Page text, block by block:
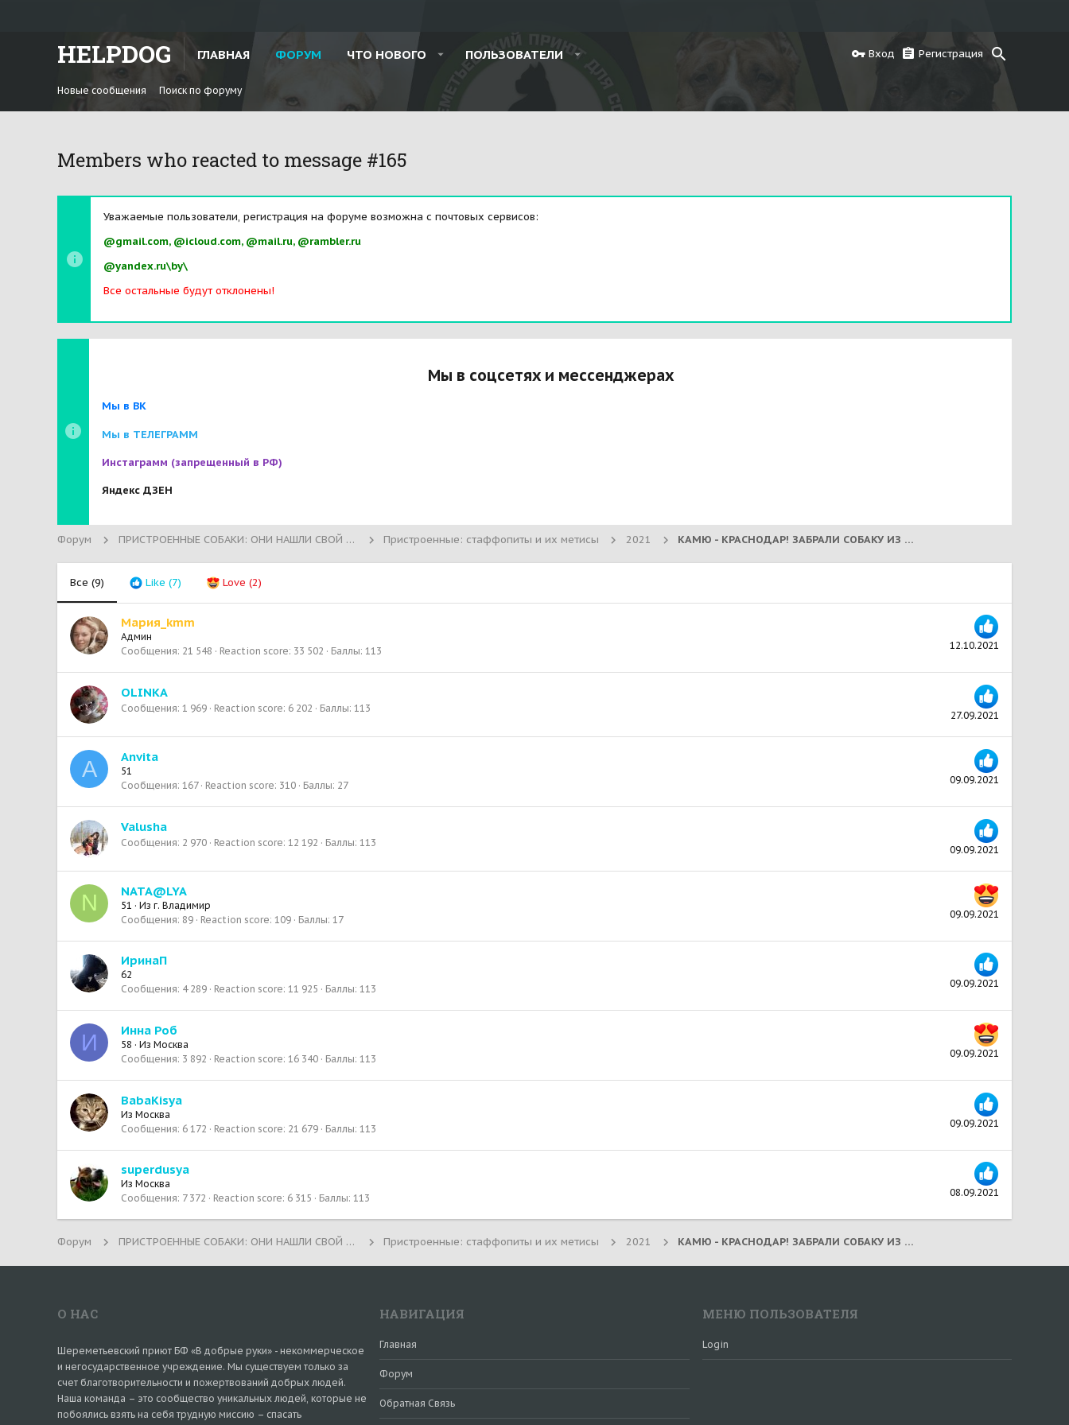
HELPDOG ГЛАВНАЯ ФОРУМ ЧТО НОВОГО ПОЛЬЗОВАТЕЛИ Вход Регистрация
Новые сообщения Поиск по форуму
Members who reacted to message #165
Уважаемые пользователи, регистрация на форуме возможна с почтовых сервисов:
@gmail.com, @icloud.com, @mail.ru, @rambler.ru
@yandex.ru\by\
Все остальные будут отклонены!
Мы в соцсетях и мессенджерах
Мы в ВК
Мы в ТЕЛЕГРАММ
Инстаграмм (запрещенный в РФ)
Яндекс ДЗЕН
Форум ПРИСТРОЕННЫЕ СОБАКИ: ОНИ НАШЛИ СВОЙ ДОМ! Пристроенные: стаффопиты и их метисы 2021 КАМЮ - КРАСНОДАР! ЗАБРАЛИ СОБАКУ ИЗ ПОЛИЦИИ! (2021)
Все (9) Like (7) Love (2)
12.10.2021
Мария_kmm
Админ
Сообщения 21 548 Reaction score 33 502 Баллы 113
27.09.2021
OLINKA
Сообщения 1 969 Reaction score 6 202 Баллы 113
A 09.09.2021
Anvita
51
Сообщения 167 Reaction score 310 Баллы 27
09.09.2021
Valusha
Сообщения 2 970 Reaction score 12 192 Баллы 113
N 09.09.2021
NATA@LYA
51 · Из г. Владимир
Сообщения 89 Reaction score 109 Баллы 17
09.09.2021
ИринаП
62
Сообщения 4 289 Reaction score 11 925 Баллы 113
И 09.09.2021
Инна Роб
58 · Из Москва
Сообщения 3 892 Reaction score 16 340 Баллы 113
09.09.2021
BabaKisya
Из Москва
Сообщения 6 172 Reaction score 21 679 Баллы 113
08.09.2021
superdusya
Из Москва
Сообщения 7 372 Reaction score 6 315 Баллы 113
Форум ПРИСТРОЕННЫЕ СОБАКИ: ОНИ НАШЛИ СВОЙ ДОМ! Пристроенные: стаффопиты и их метисы 2021 КАМЮ - КРАСНОДАР! ЗАБРАЛИ СОБАКУ ИЗ ПОЛИЦИИ! (2021)
О НАС
Шереметьевский приют БФ «В добрые руки» - некоммерческое
и негосударственное учреждение. Мы существуем только за
счет благотворительности и пожертвований добрых людей.
Наша команда – это сообщество уникальных людей, которые не
побоялись взять на себя трудную миссию – спасать
НАВИГАЦИЯ
Главная
Форум
Обратная Связь
МЕНЮ ПОЛЬЗОВАТЕЛЯ
Login